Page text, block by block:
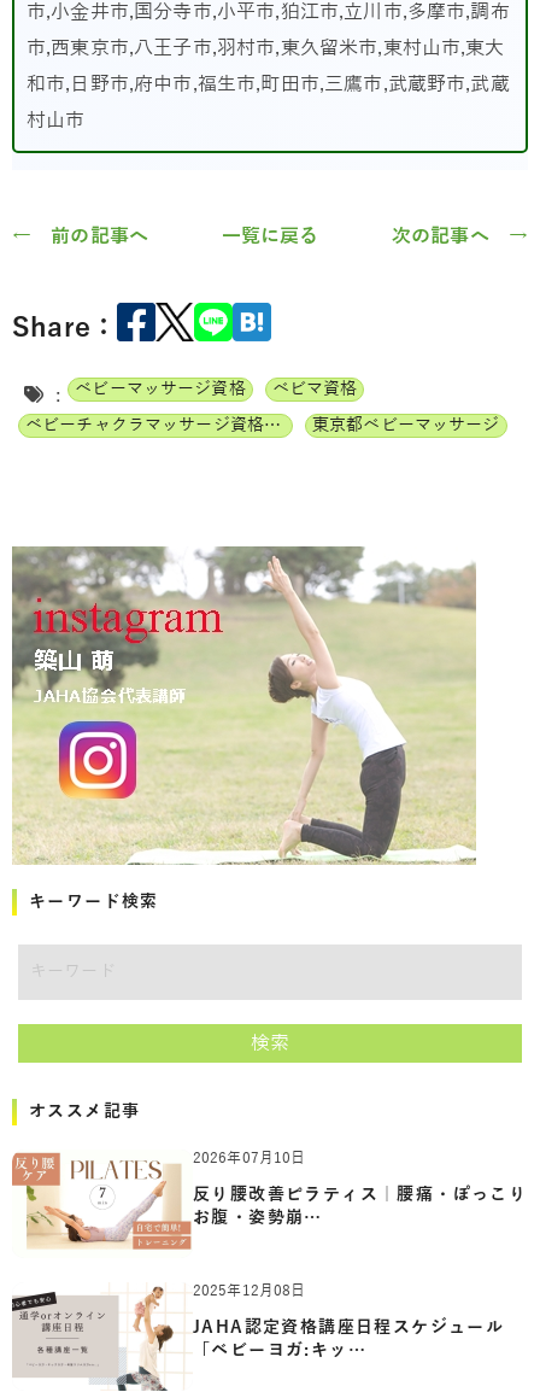
市,小金井市,国分寺市,小平市,狛江市,立川市,多摩市,調布
市,西東京市,八王子市,羽村市,東久留米市,東村山市,東大
和市,日野市,府中市,福生市,町田市,三鷹市,武蔵野市,武蔵
村山市
← 前の記事へ 一覧に戻る 次の記事へ →
Share：
: ベビーマッサージ資格
ベビマ資格
ベビーチャクラマッサージ資格講座
東京都ベビーマッサージ
キーワード検索
検索
オススメ記事
2026年07月10日
反り腰改善ピラティス｜腰痛・ぽっこり
お腹・姿勢崩…
2025年12月08日
JAHA認定資格講座日程スケジュール
「ベビーヨガ:キッ…